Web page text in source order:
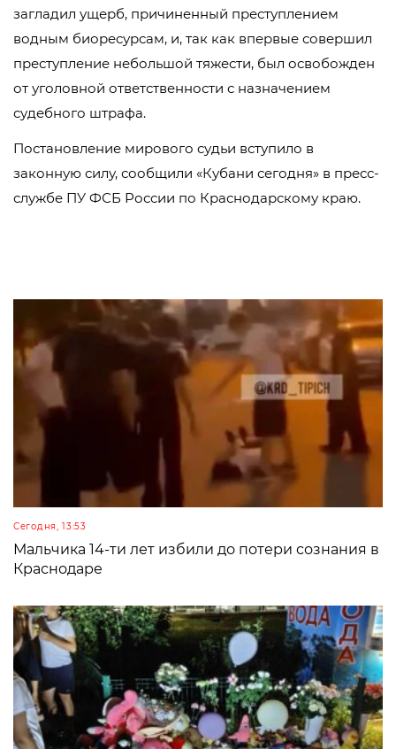
загладил ущерб, причиненный преступлением
водным биоресурсам, и, так как впервые совершил
преступление небольшой тяжести, был освобожден
от уголовной ответственности с назначением
судебного штрафа.
Постановление мирового судьи вступило в
законную силу, сообщили «Кубани сегодня» в пресс-
службе ПУ ФСБ России по Краснодарскому краю.
Сегодня, 13:53
Мальчика 14-ти лет избили до потери сознания в
Краснодаре